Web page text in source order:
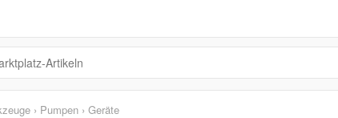
› Pumpen › Geräte